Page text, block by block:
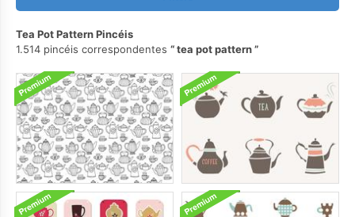
Tea Pot Pattern Pincéis
1.514 pincéis correspondentes
tea pot pattern